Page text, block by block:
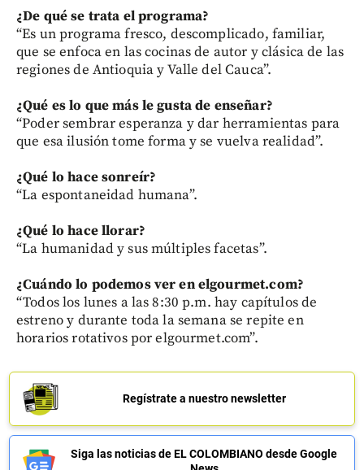
¿De qué se trata elprograma?
“Es un programa fresco, descomplicado, familiar,
que se enfoca en las cocinas de autor y clásica de las
regiones de Antioquia y Valle del Cauca”.
¿Qué es lo que más le gusta de enseñar?
“Poder sembrar esperanza y dar herramientas para
que esa ilusión tome forma y se vuelva realidad”.
¿Qué lo hace sonreír?
“La espontaneidad humana”.
¿Qué lo hace llorar?
“La humanidad y sus múltiples facetas”.
¿Cuándo lo podemos ver en elgourmet.com?
“Todos los lunes a las 8:30 p.m. hay capítulos de
estreno y durante toda la semana se repite en
horarios rotativos por elgourmet.com”.
Regístrate a nuestro newsletter
Siga las noticias de EL COLOMBIANO desde Google